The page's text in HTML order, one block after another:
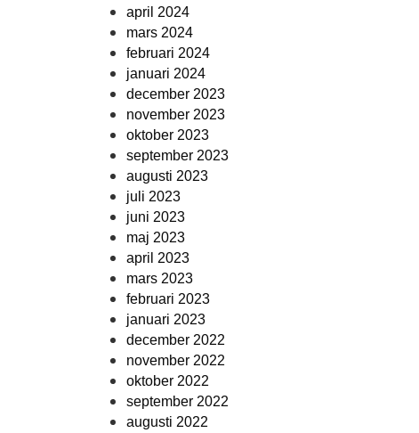
april 2024
mars 2024
februari 2024
januari 2024
december 2023
november 2023
oktober 2023
september 2023
augusti 2023
juli 2023
juni 2023
maj 2023
april 2023
mars 2023
februari 2023
januari 2023
december 2022
november 2022
oktober 2022
september 2022
augusti 2022